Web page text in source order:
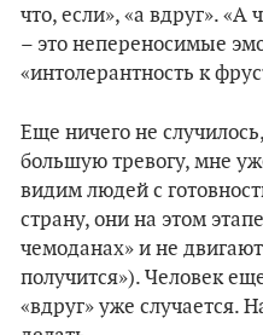
что, если», «а вдруг». «А
– это непереносимые
«интолерантность к
Еще ничего не
большую тревогу, мне
видим людей с
страну, они на этом
чемоданах» и не
получится»). Человек
«вдруг» уже случается.